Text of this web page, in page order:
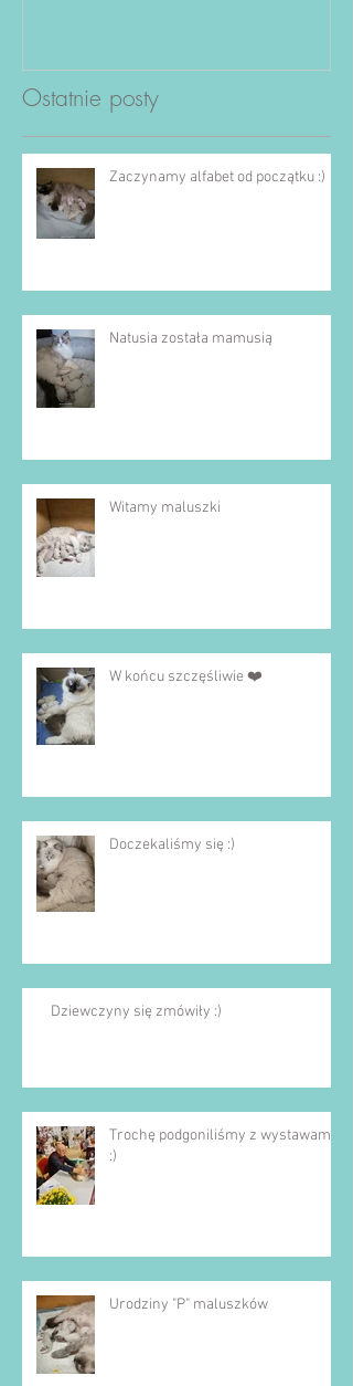
Ostatnie posty
Zaczynamy alfabet od początku :)
Natusia została mamusią
Witamy maluszki
W końcu szczęśliwie ❤️
Doczekaliśmy się :)
Dziewczyny się zmówiły :)
Trochę podgoniliśmy z wystawami
:)
Urodziny "P" maluszków